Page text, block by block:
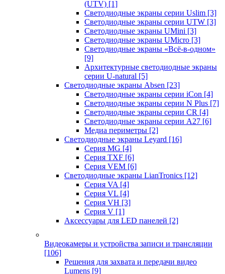
(UTV) [1]
Светодиодные экраны серии Uslim [3]
Светодиодные экраны серии UTW [3]
Светодиодные экраны UMini [3]
Светодиодные экраны UMicro [3]
Светодиодные экраны «Всё-в-одном»
[9]
Архитектурные светодиодные экраны
серии U-natural [5]
Светодиодные экраны Absen [23]
Светодиодные экраны серии iCon [4]
Светодиодные экраны серии N Plus [7]
Светодиодные экраны серии CR [4]
Светодиодные экраны серии А27 [6]
Медиа периметры [2]
Светодиодные экраны Leyard [16]
Серия MG [4]
Серия TXF [6]
Серия VEM [6]
Светодиодные экраны LianTronics [12]
Серия VA [4]
Серия VL [4]
Серия VH [3]
Серия V [1]
Аксессуары для LED панелей [2]
Видеокамеры и устройства записи и трансляции
[106]
Решения для захвата и передачи видео
Lumens [9]